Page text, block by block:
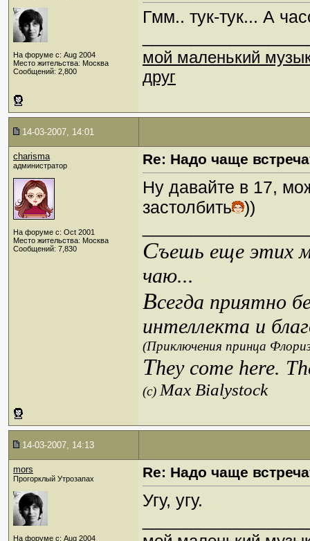
На форуме с: Aug 2004
Место жительства: Москва
Сообщений: 2,800
Гмм.. тук-тук... А
мой маленький
друг
14-03-2007, 14:01
charisma
администратор
На форуме с: Oct 2001
Место жительства: Москва
Сообщений: 7,830
Re: Надо чаще
Ну давайте в 17,
застолбить
))
Съешь еще этих
чаю...
Всегда приятно
интеллекта и
(Приключения принца
They come here.
(c)Max Bialystock
14-03-2007, 14:13
mors
Прогорклый Утрозапах
На форуме с: Aug 2004
Re: Надо чаще
Угу, угу.